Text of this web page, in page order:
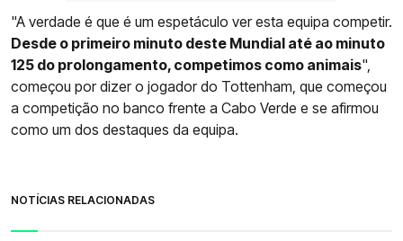
"A verdade é que é um espetáculo ver esta equipa competir.
Desde o primeiro minuto deste Mundial até ao minuto
125 do prolongamento, competimos como animais",
começou por dizer o jogador do Tottenham, que começou
a competição no banco frente a Cabo Verde e se afirmou
como um dos destaques da equipa.
NOTÍCIAS RELACIONADAS